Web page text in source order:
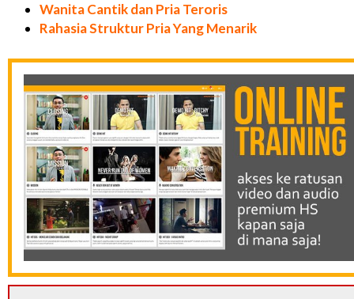
Wanita Cantik dan Pria Teroris
Rahasia Struktur Pria Yang Menarik